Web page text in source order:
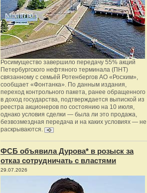
Росимущество завершило передачу 55% акций
Петербургского нефтяного терминала (ПНТ)
связанному с семьёй Ротенбергов АО «Росхим»,
сообщает «Фонтанка». По данным издания,
переход контрольного пакета, ранее обращенного
в доход государства, подтверждается выпиской из
реестра акционеров по состоянию на 10 июля,
однако условия сделки — была ли это продажа,
безвозмездная передача и на каких условиях — не
раскрываются.
ФСБ объявила Дурова* в розыск за
отказ сотрудничать с властями
29.07.2026